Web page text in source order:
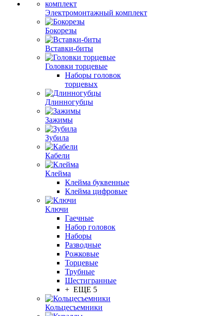
Электромонтажный комплект
Бокорезы
Вставки-биты
Головки торцевые
Наборы головок
торцевых
Длинногубцы
Зажимы
Зубила
Кабели
Клейма
Клейма буквенные
Клейма цифровые
Ключи
Гаечные
Набор головок
Наборы
Разводные
Рожковые
Торцевые
Трубные
Шестигранные
+ ЕЩЕ 5
Кольцесъемники